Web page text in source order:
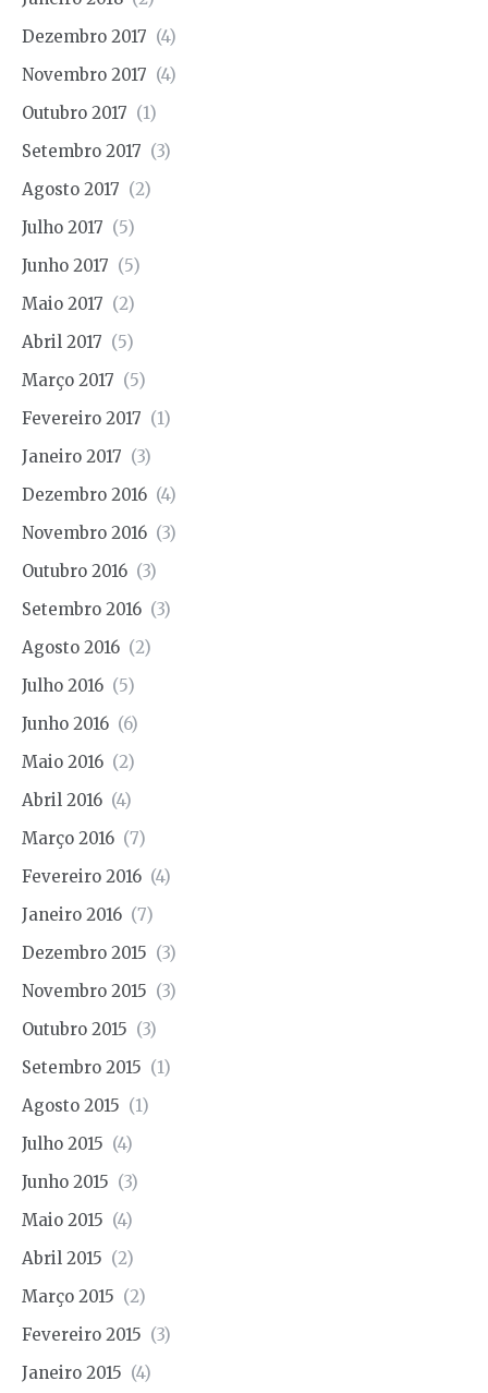
Dezembro 2017 (4)
Novembro 2017 (4)
Outubro 2017 (1)
Setembro 2017 (3)
Agosto 2017 (2)
Julho 2017 (5)
Junho 2017 (5)
Maio 2017 (2)
Abril 2017 (5)
Março 2017 (5)
Fevereiro 2017 (1)
Janeiro 2017 (3)
Dezembro 2016 (4)
Novembro 2016 (3)
Outubro 2016 (3)
Setembro 2016 (3)
Agosto 2016 (2)
Julho 2016 (5)
Junho 2016 (6)
Maio 2016 (2)
Abril 2016 (4)
Março 2016 (7)
Fevereiro 2016 (4)
Janeiro 2016 (7)
Dezembro 2015 (3)
Novembro 2015 (3)
Outubro 2015 (3)
Setembro 2015 (1)
Agosto 2015 (1)
Julho 2015 (4)
Junho 2015 (3)
Maio 2015 (4)
Abril 2015 (2)
Março 2015 (2)
Fevereiro 2015 (3)
Janeiro 2015 (4)